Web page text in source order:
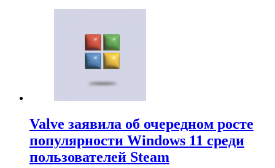
Valve заявила об очередном росте
популярности Windows 11 среди
пользователей Steam